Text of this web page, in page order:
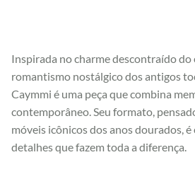
Inspirada no charme descontraído
romantismo nostálgico dos antigos
Caymmi é uma peça que combina
contemporâneo. Seu formato,
móveis icônicos dos anos dourados,
detalhes que fazem toda a diferença.